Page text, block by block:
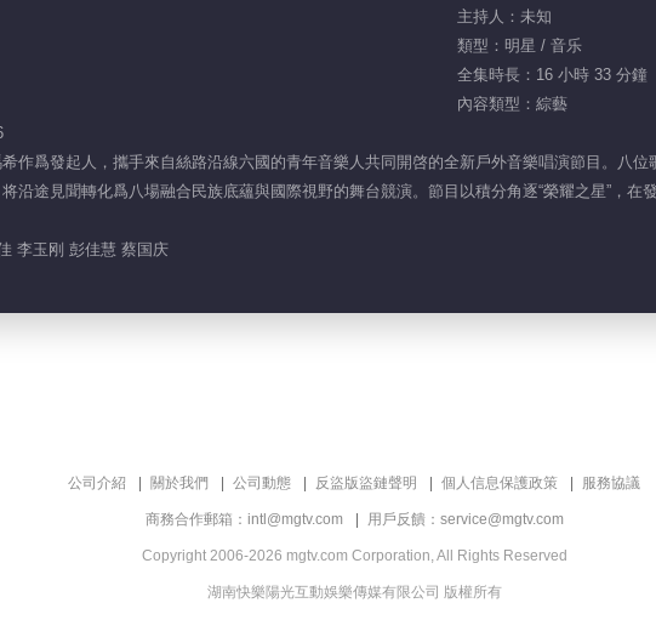
主持人：未知
類型：明星 / 音乐
全集時長：16 小時 33 分鐘
內容類型：綜藝
作爲發起人，攜手來自絲路沿線六國的青年音樂人共同開啓的全新戶外音樂唱演節目。八
沿途見聞轉化爲八場融合民族底蘊與國際視野的舞台競演。節目以積分角逐“榮耀之星”，
李玉刚 彭佳慧 蔡国庆
公司介紹 關於我們 公司動態 反盜版盜鏈聲明 個人信息保護政策 服務協議
商務合作郵箱：intl@mgtv.com 用戶反饋：service@mgtv.com
Copyright 2006-2026 mgtv.com Corporation, All Rights Reserved
湖南快樂陽光互動娛樂傳媒有限公司 版權所有